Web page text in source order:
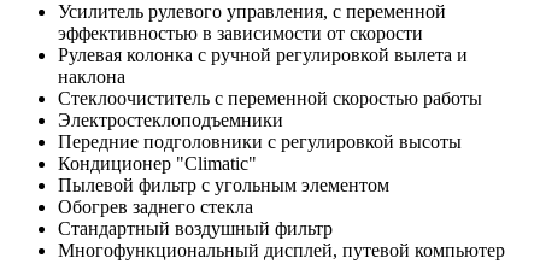
Усилитель рулевого управления, с переменной
эффективностью в зависимости от скорости
Рулевая колонка с ручной регулировкой вылета и
наклона
Стеклоочиститель с переменной скоростью работы
Электростеклоподъемники
Передние подголовники с регулировкой высоты
Кондиционер "Climatic"
Пылевой фильтр с угольным элементом
Обогрев заднего стекла
Стандартный воздушный фильтр
Многофункциональный дисплей, путевой компьютер